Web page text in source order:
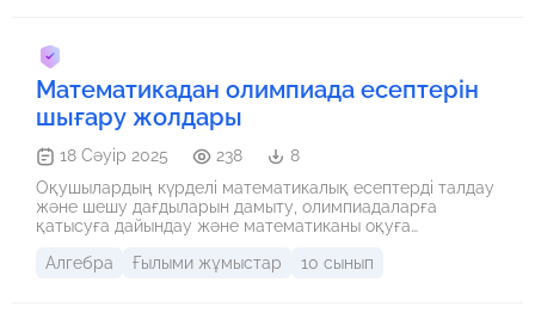
Математикадан олимпиада есептерін
шығару жолдары
18 Сәуір 2025 238
8
Оқушылардың күрделі математикалық есептерді талдау
және шешу дағдыларын дамыту, олимпиадаларға
қатысуға дайындау және математиканы оқуға
Алгебра
Ғылыми жұмыстар 10 сынып